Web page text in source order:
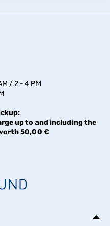
/ 2 - 4 PM
up to and including the
50,00 €